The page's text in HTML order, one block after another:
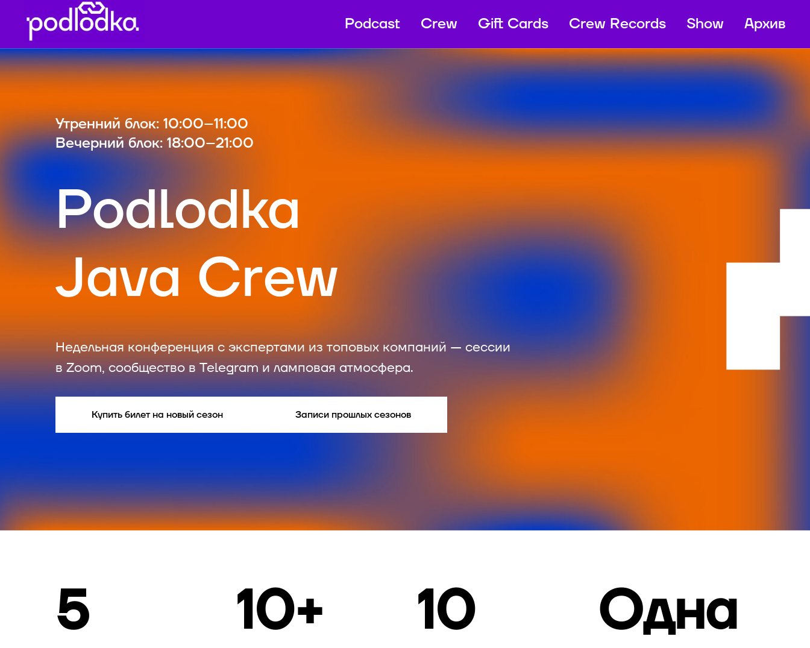
Podcast Crew Gift Cards Crew Records Show Архив
Podlodka
Java Crew
Недельная конференция с экспертами из топовых компаний — сессии
в Zoom, сообщество в Telegram и ламповая атмосфера.
Купить билет на новый сезон Записи прошлых сезонов
Утренний блок: 10:00–11:00
Вечерний блок: 18:00–21:00
5 10+ 10 Одна